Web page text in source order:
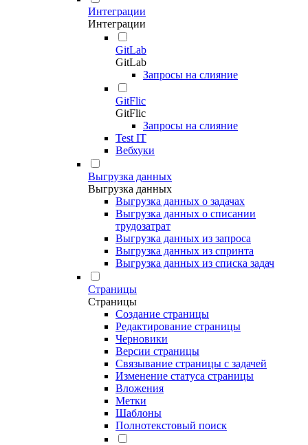
Интеграции
Интеграции
GitLab
GitLab
Запросы на слияние
GitFlic
GitFlic
Запросы на слияние
Test IT
Вебхуки
Выгрузка данных
Выгрузка данных
Выгрузка данных о задачах
Выгрузка данных о списании
трудозатрат
Выгрузка данных из запроса
Выгрузка данных из спринта
Выгрузка данных из списка задач
Страницы
Страницы
Создание страницы
Редактирование страницы
Черновики
Версии страницы
Связывание страницы с задачей
Изменение статуса страницы
Вложения
Метки
Шаблоны
Полнотекстовый поиск